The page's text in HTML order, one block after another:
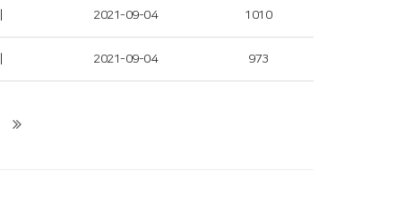
2021-09-04 1010
2021-09-04 973